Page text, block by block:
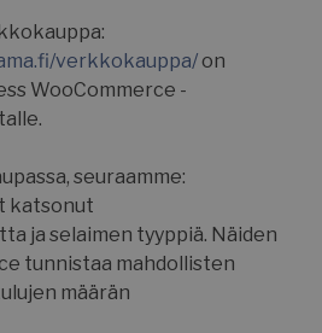
verkkokauppa/on
WooCommerce -
seuraamme:
katsonut
ja selaimen tyyppiä. Näiden
tunnistaa mahdollisten
määrän